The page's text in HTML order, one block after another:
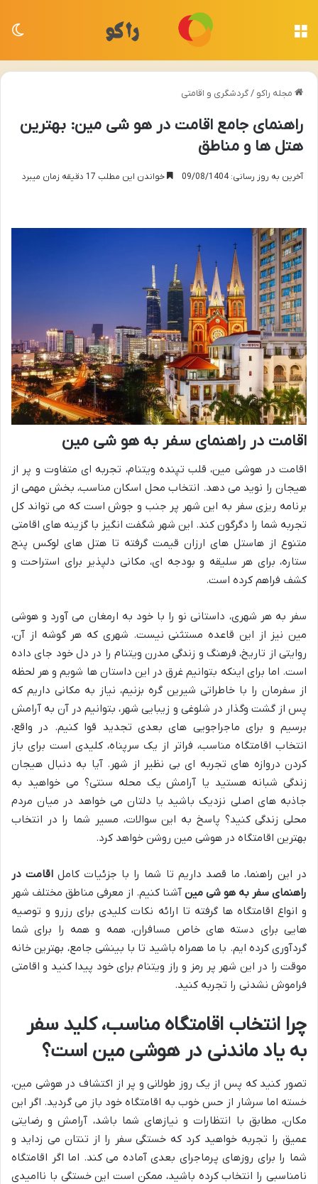
مجله راکو /گردشگری و اقامتی
راهنمای جامع اقامت در هو شی مین: بهترین
هتل ها و مناطق
آخرین به روز رسانی: 09/08/1404 خواندن این مطلب 17 دقیقه زمان میبرد
اقامت در راهنمای سفر به هو شی مین
اقامت در هوشی مین، قلب تپنده ویتنام، تجربه ای متفاوت و پر از
هیجان را نوید می دهد. انتخاب محل اسکان مناسب، بخش مهمی از
برنامه ریزی سفر به این شهر پر جنب و جوش است که می تواند کل
تجربه شما را دگرگون کند. این شهر شگفت انگیز با گزینه های اقامتی
متنوع از هاستل های ارزان قیمت گرفته تا هتل های لوکس پنج
ستاره، برای هر سلیقه و بودجه ای، مکانی دلپذیر برای استراحت و
کشف فراهم کرده است.
سفر به هر شهری، داستانی نو را با خود به ارمغان می آورد و هوشی
مین نیز از این قاعده مستثنی نیست. شهری که هر گوشه از آن،
روایتی از تاریخ، فرهنگ و زندگی مدرن ویتنام را در دل خود جای داده
است. اما برای اینکه بتوانیم غرق در این داستان ها شویم و هر لحظه
از سفرمان را با خاطراتی شیرین گره بزنیم، نیاز به مکانی داریم که
پس از گشت وگذار در شلوغی و زیبایی شهر، بتوانیم در آن به آرامش
برسیم و برای ماجراجویی های بعدی تجدید قوا کنیم. در واقع،
انتخاب اقامتگاه مناسب، فراتر از یک سرپناه، کلیدی است برای باز
کردن دروازه های تجربه ای بی نظیر از شهر. آیا به دنبال هیجان
زندگی شبانه هستید یا آرامش یک محله سنتی؟ می خواهید به
جاذبه های اصلی نزدیک باشید یا دلتان می خواهد در میان مردم
محلی زندگی کنید؟ پاسخ به این سوالات، مسیر شما را در انتخاب
بهترین اقامتگاه در هوشی مین روشن خواهد کرد.
در این راهنما، ما قصد داریم تا شما را با جزئیات کامل اقامت در
راهنمای سفر به هو شی مین آشنا کنیم. از معرفی مناطق مختلف شهر
و انواع اقامتگاه ها گرفته تا ارائه نکات کلیدی برای رزرو و توصیه
هایی برای دسته های خاص مسافران، همه و همه را برای شما
گردآوری کرده ایم. با ما همراه باشید تا با بینشی جامع، بهترین خانه
موقت را در این شهر پر رمز و راز ویتنام برای خود پیدا کنید و اقامتی
فراموش نشدنی را تجربه کنید.
چرا انتخاب اقامتگاه مناسب، کلید سفر
به یاد ماندنی در هوشی مین است؟
تصور کنید که پس از یک روز طولانی و پر از اکتشاف در هوشی مین،
خسته اما سرشار از حس خوب به اقامتگاه خود باز می گردید. اگر این
مکان، مطابق با انتظارات و نیازهای شما باشد، آرامش و رضایتی
عمیق را تجربه خواهید کرد که خستگی سفر را از تنتان می زداید و
شما را برای روزهای پرماجرای بعدی آماده می کند. اما اگر اقامتگاه
نامناسبی را انتخاب کرده باشید، ممکن است این خستگی با ناامیدی